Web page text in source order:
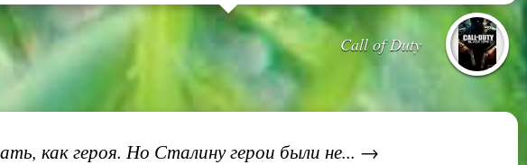
Call of Duty
как героя. Но Сталину герои были не... →